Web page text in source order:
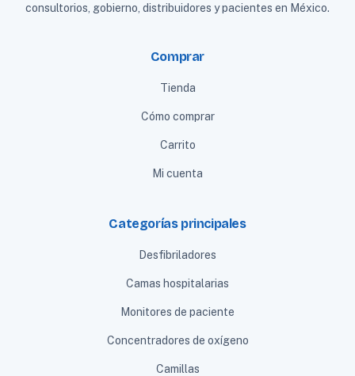
consultorios, gobierno, distribuidores y pacientes en México.
Comprar
Tienda
Cómo comprar
Carrito
Mi cuenta
Categorías principales
Desfibriladores
Camas hospitalarias
Monitores de paciente
Concentradores de oxígeno
Camillas